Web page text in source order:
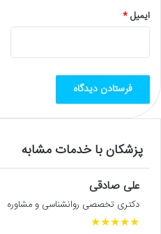
ایمیل*
پزشکان با خدمات مشابه
علی صادقی
دکتری تخصصی روانشناسی و مشاوره
★
★
★
★
★